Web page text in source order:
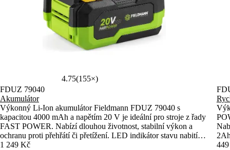
4.75(155×)
FDUZ 79040
Akumulátor
Výkonný Li-Ion akumulátor Fieldmann FDUZ 79040 s
kapacitou 4000 mAh a napětím 20 V je ideální pro stroje z řady
FAST POWER. Nabízí dlouhou životnost, stabilní výkon a
ochranu proti přehřátí či přetížení. LED indikátor stavu nabití
zajišťuje snadnou kontrolu.
1 249 Kč